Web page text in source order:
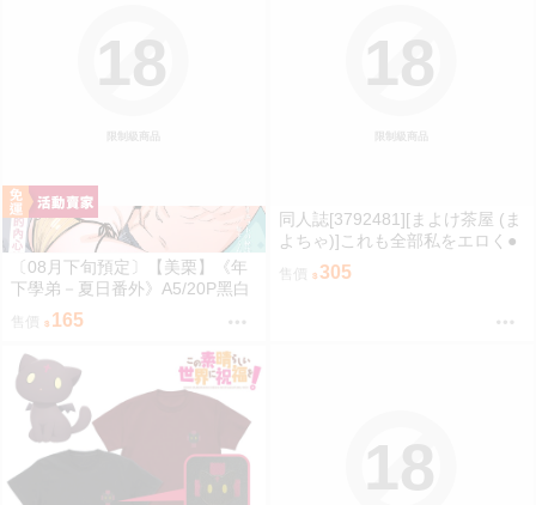
限制級商品
18
〔08月下旬預定〕【美栗】《年
下學弟－夏日番外》A5/20P黑白
內頁/繁體中文/無修正⬢黑市兔－
心動大鳥團 FF47
售價 165
限制級商品
18
同人誌[3792481][まよけ茶屋 (ま
よちゃ)]これも全部私をエロく●
●したかほちゃんが悪いんだから
ね (其他)
售價 305
18